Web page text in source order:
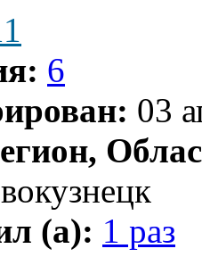
6
03
(а): 1 раз